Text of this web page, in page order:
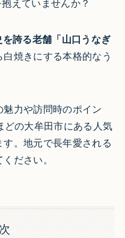
えていませんか？
誇る老舗「山口うなぎ
焼きにする本格的なう
力や訪問時のポイン
どの大牟田市にある人気
。地元で長年愛される
ださい。